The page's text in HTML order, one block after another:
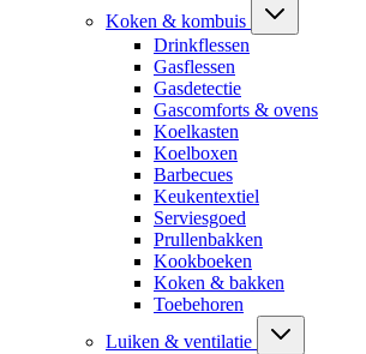
Koken & kombuis
Drinkflessen
Gasflessen
Gasdetectie
Gascomforts & ovens
Koelkasten
Koelboxen
Barbecues
Keukentextiel
Serviesgoed
Prullenbakken
Kookboeken
Koken & bakken
Toebehoren
Luiken & ventilatie